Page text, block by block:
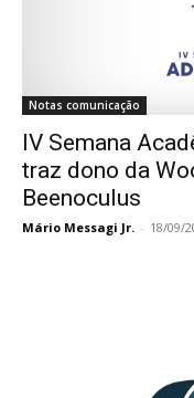
Notas comunicação
IV Semana
traz dono da
Beenoculus
Mário Messagi Jr. - 18/09/